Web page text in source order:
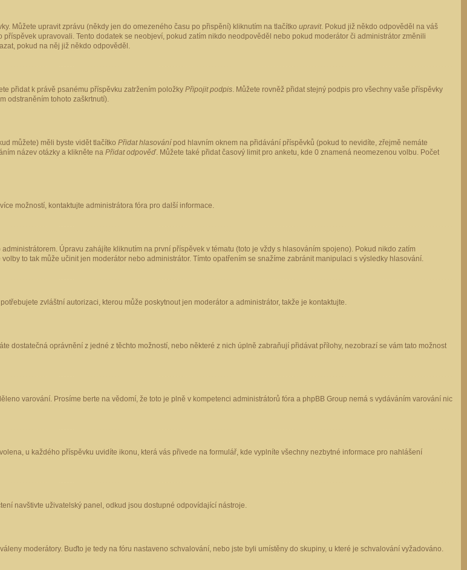
Můžete upravit zprávu (někdy jen do omezeného času po přispění) kliknutím na tlačítko upravit. Pokud již někdo odpověděl na váš
upravovali. Tento dodatek se neobjeví, pokud zatím nikdo neodpověděl nebo pokud moderátor či administrátor změnili
pokud na něj již někdo odpověděl.
přidat k právě psanému příspěvku zatržením položky Připojit podpis. Můžete rovněž přidat stejný podpis pro všechny vaše příspěvky
odstraněním tohoto zaškrtnutí).
můžete) měli byste vidět tlačítko Přidat hlasování pod hlavním oknem na přidávání příspěvků (pokud to nevidíte, zřejmě nemáte
název otázky a klikněte na Přidat odpověď. Můžete také přidat časový limit pro anketu, kde 0 znamená neomezenou volbu. Počet
možností, kontaktujte administrátora fóra pro další informace.
Úpravu zahájíte kliknutím na první příspěvek v tématu (toto je vždy s hlasováním spojeno). Pokud nikdo zatím
to tak může učinit jen moderátor nebo administrátor. Tímto opatřením se snažíme zabránit manipulaci s výsledky hlasování.
zvláštní autorizaci, kterou může poskytnout jen moderátor a administrátor, takže je kontaktujte.
dostatečná oprávnění z jedné z těchto možností, nebo některé z nich úplně zabraňují přidávat přílohy, nezobrazí se vám tato možnost
varování. Prosíme berte na vědomí, že toto je plně v kompetenci administrátorů fóra a phpBB Group nemá s vydáváním varování nic
u každého příspěvku uvidíte ikonu, která vás přivede na formulář, kde vyplníte všechny nezbytné informace pro nahlášení
navštivte uživatelský panel, odkud jsou dostupné odpovídající nástroje.
moderátory. Buďto je tedy na fóru nastaveno schvalování, nebo jste byli umístěny do skupiny, u které je schvalování vyžadováno.